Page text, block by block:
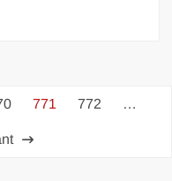
771 772 …